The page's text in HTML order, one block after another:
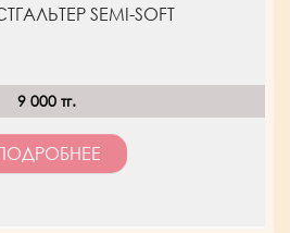
SEMI-SOFT
9 000 тг.